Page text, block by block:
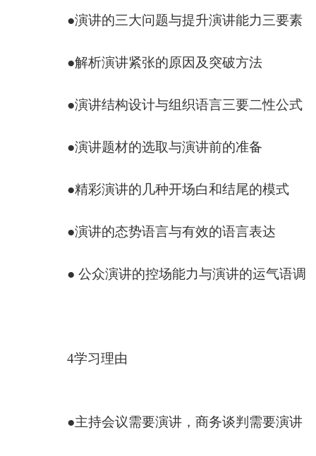
●演讲的三大问题与提升演讲能力三要素
●解析演讲紧张的原因及突破方法
●演讲结构设计与组织语言三要二性公式
●演讲题材的选取与演讲前的准备
●精彩演讲的几种开场白和结尾的模式
●演讲的态势语言与有效的语言表达
● 公众演讲的控场能力与演讲的运气
4学习理由
●主持会议需要演讲，商务谈判需要